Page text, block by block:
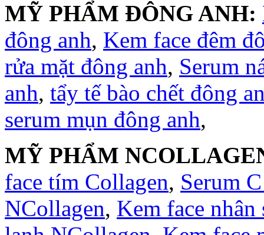
MỸ PHẨM ĐÔNG ANH:
đông anh, Kem face đêm
rửa mặt đông anh, Serum
anh, tẩy tế bào chết đông
serum mụn đông anh,
MỸ PHẨM
face tím Collagen, Serum
NCollagen, Kem face